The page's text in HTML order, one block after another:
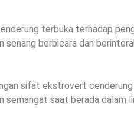
terbuka terhadap
senang berbicara dan
sifat ekstrovert
semangat saat berada dalam